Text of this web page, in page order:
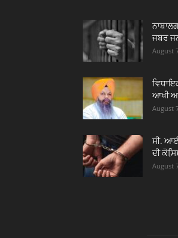
ਜਬਰ
August
ਆਖੀ
August
ਸੀ.
ਦੀ
August